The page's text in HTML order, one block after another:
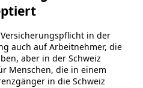
in der
auch auf Arbeitnehmer, die
aber in der Schweiz
Menschen, die in einem
in die Schweiz